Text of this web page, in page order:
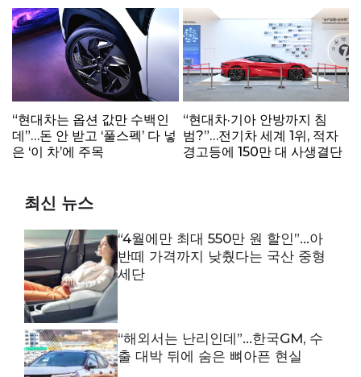
“현대차는 옵션 값만 수백인
데”…돈 안 받고 ‘풀스펙’ 다 넣
은 ‘이 차’에 주목
“현대차·기아 안방까지 침
범?”…전기차 세계 1위, 적자
경고등에 150만 대 사생결단
최신 뉴스
“4월에만 최대 550만 원 할인”…아
반떼 가격까지 낮췄다는 국산 중형
세단
“해외서는 난리인데”…한국GM, 수
출 대박 뒤에 숨은 뼈아픈 현실